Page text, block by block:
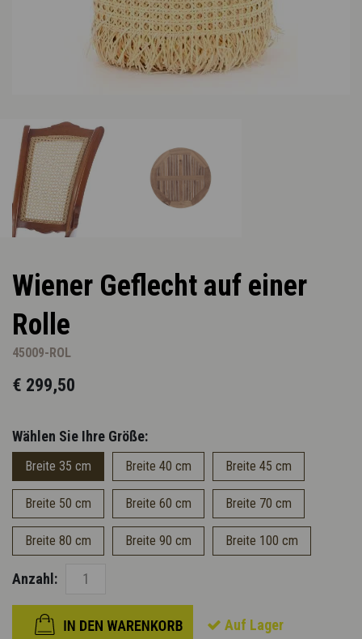
Wiener Geflecht auf einer
Rolle
45009-ROL
€ 299,50
Wählen Sie Ihre Größe:
Breite 35 cm Breite 40 cm Breite 45 cm
Breite 50 cm Breite 60 cm Breite 70 cm
Breite 80 cm Breite 90 cm Breite 100 cm
Anzahl:
Auf Lager